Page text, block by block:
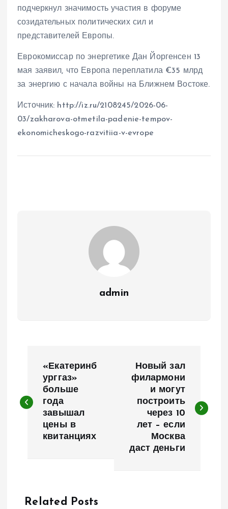
подчеркнул значимость участия в форуме
созидательных политических сил и
представителей Европы.
Еврокомиссар по энергетике Дан Йоргенсен 13
мая заявил, что Европа переплатила €35 млрд
за энергию с начала войны на Ближнем Востоке.
Источник: http://iz.ru/2108245/2026-06-
03/zakharova-otmetila-padenie-tempov-
ekonomicheskogo-razvitiia-v-evrope
admin
в
«Екатеринб
урггаз»
больше
года
завышал
цены в
квитанциях
Новый зал
филармони
и могут
построить
через 10
лет – если
Москва
даст деньги
Related Posts